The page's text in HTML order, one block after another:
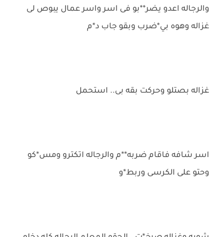
والرجاله اعدو يضر**بو فى اسر واسر عمال يبوص لى
غزاله وهوه بي*ضرب وبقو جاب د*م
غزاله بصتلو وحركت بقه بى.. استحمل
اسر شافه فاقام ضربه**م والرجاله اتكترو ومس*كو
وحتو على الكرسى وربط*و